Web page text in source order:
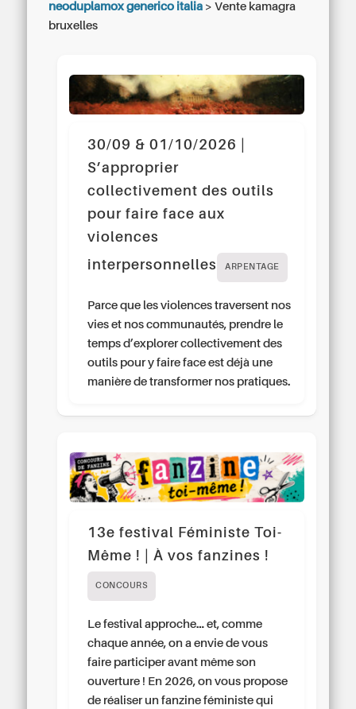
neoduplamox generico italia >Vente kamagra
bruxelles
30/09 & 01/10/2026 |
S’approprier
collectivement des outils
pour faire face aux
violences
interpersonnelles
ARPENTAGE
Parce que les violences traversent nos
vies et nos communautés, prendre le
temps d’explorer collectivement des
outils pour y faire face est déjà une
manière de transformer nos pratiques.
13e festival Féministe Toi-
Même ! | À vos fanzines !
CONCOURS
Le festival approche… et, comme
chaque année, on a envie de vous
faire participer avant même son
ouverture ! En 2026, on vous propose
de réaliser un fanzine féministe qui